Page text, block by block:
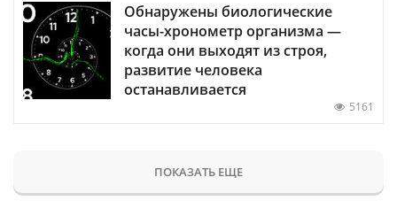
Обнаружены биологические
часы-хронометр организма —
когда они выходят из строя,
развитие человека
останавливается
5161
ПОКАЗАТЬ ЕЩЕ